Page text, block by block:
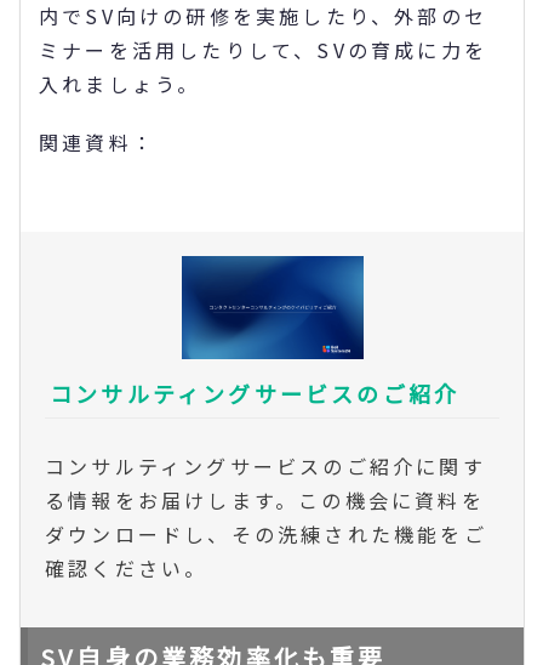
内でSV向けの研修を実施したり、外部のセ
ミナーを活用したりして、SVの育成に力を
入れましょう。
関連資料：
コンサルティングサービスのご紹介
コンサルティングサービスのご紹介に関す
る情報をお届けします。この機会に資料を
ダウンロードし、その洗練された機能をご
確認ください。
SV自身の業務効率化も重要